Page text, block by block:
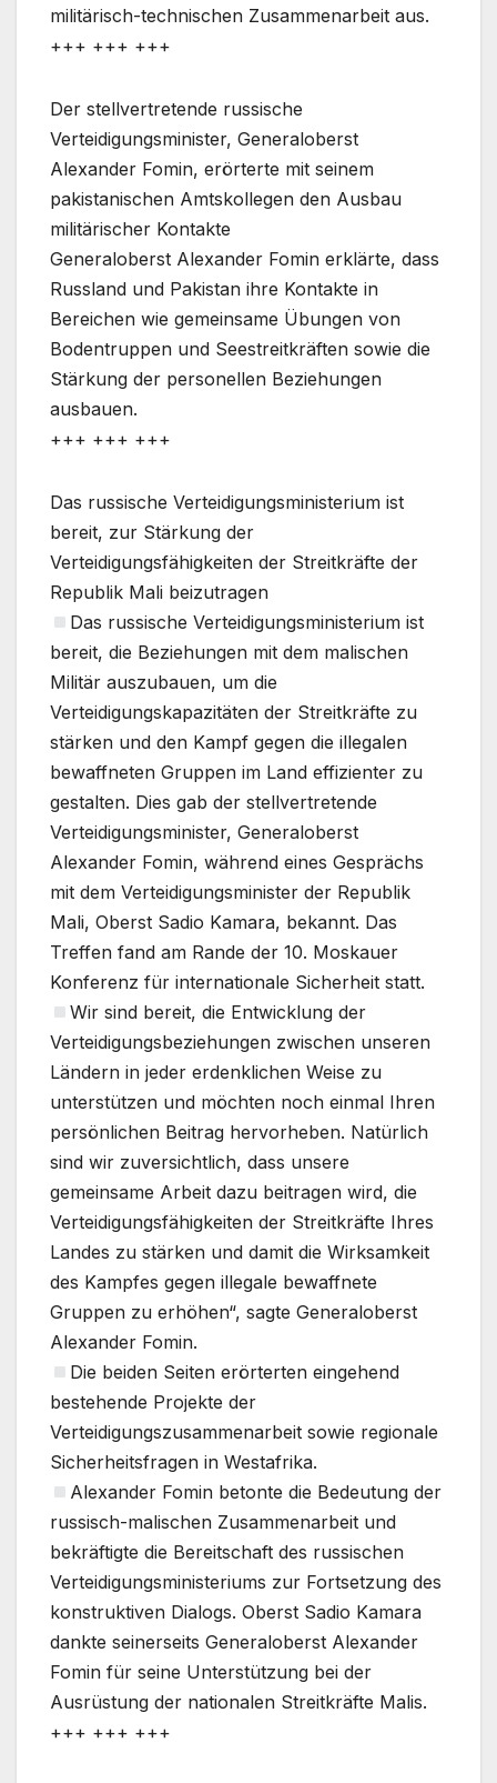
militärisch-technischen Zusammenarbeit aus.
+++ +++ +++
Der stellvertretende russische
Verteidigungsminister, Generaloberst
Alexander Fomin, erörterte mit seinem
pakistanischen Amtskollegen den Ausbau
militärischer Kontakte
Generaloberst Alexander Fomin erklärte, dass
Russland und Pakistan ihre Kontakte in
Bereichen wie gemeinsame Übungen von
Bodentruppen und Seestreitkräften sowie die
Stärkung der personellen Beziehungen
ausbauen.
+++ +++ +++
Das russische Verteidigungsministerium ist
bereit, zur Stärkung der
Verteidigungsfähigkeiten der Streitkräfte der
Republik Mali beizutragen
Das russische Verteidigungsministerium ist
bereit, die Beziehungen mit dem malischen
Militär auszubauen, um die
Verteidigungskapazitäten der Streitkräfte zu
stärken und den Kampf gegen die illegalen
bewaffneten Gruppen im Land effizienter zu
gestalten. Dies gab der stellvertretende
Verteidigungsminister, Generaloberst
Alexander Fomin, während eines Gesprächs
mit dem Verteidigungsminister der Republik
Mali, Oberst Sadio Kamara, bekannt. Das
Treffen fand am Rande der 10. Moskauer
Konferenz für internationale Sicherheit statt.
Wir sind bereit, die Entwicklung der
Verteidigungsbeziehungen zwischen unseren
Ländern in jeder erdenklichen Weise zu
unterstützen und möchten noch einmal Ihren
persönlichen Beitrag hervorheben. Natürlich
sind wir zuversichtlich, dass unsere
gemeinsame Arbeit dazu beitragen wird, die
Verteidigungsfähigkeiten der Streitkräfte Ihres
Landes zu stärken und damit die Wirksamkeit
des Kampfes gegen illegale bewaffnete
Gruppen zu erhöhen“, sagte Generaloberst
Alexander Fomin.
Die beiden Seiten erörterten eingehend
bestehende Projekte der
Verteidigungszusammenarbeit sowie regionale
Sicherheitsfragen in Westafrika.
Alexander Fomin betonte die Bedeutung der
russisch-malischen Zusammenarbeit und
bekräftigte die Bereitschaft des russischen
Verteidigungsministeriums zur Fortsetzung des
konstruktiven Dialogs. Oberst Sadio Kamara
dankte seinerseits Generaloberst Alexander
Fomin für seine Unterstützung bei der
Ausrüstung der nationalen Streitkräfte Malis.
+++ +++ +++